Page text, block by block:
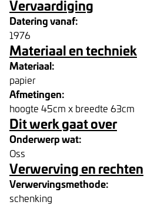
Vervaardiging
Datering vanaf:
1976
Materiaal en techniek
Materiaal:
papier
Afmetingen:
hoogte 45cm x breedte 63cm
Dit werk gaat over
Onderwerp wat:
Oss
Verwerving en rechten
Verwervingsmethode:
schenking